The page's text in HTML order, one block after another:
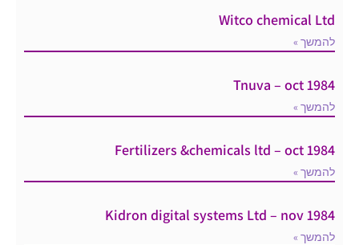
Witco chemical Ltd
להמשך »
Tnuva – oct 1984
להמשך »
Fertilizers &chemicals ltd – oct 1984
להמשך »
Kidron digital systems Ltd – nov 1984
להמשך »